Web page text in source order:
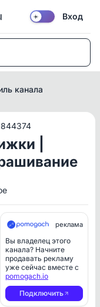
☀️ Вход
канала
|
реклама
Вы владелец этого
канала? Начните
продавать рекламу
уже сейчас вместе с
pomogach.io
Подключить